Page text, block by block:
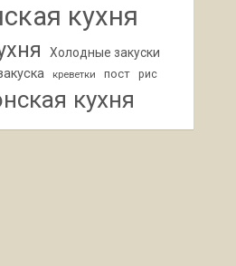
кухня
Холодные закуски
креветки пост рис
кухня